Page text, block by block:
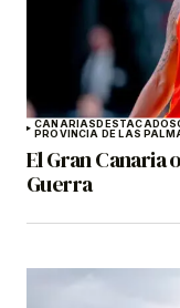
CANARIASDESTACADOS
PROVINCIA DE LAS
El Gran Canaria
Guerra